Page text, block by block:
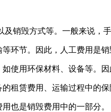
销毁方式等。一般来说，
环节。因此，人工费用是销
使用环保材料、设备等。
租赁费用、运输过程中的保
也是销毁费用中的一部分。